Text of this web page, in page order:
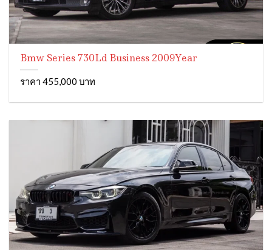
Bmw Series 730Ld Business 2009Year
ราคา 455,000 บาท